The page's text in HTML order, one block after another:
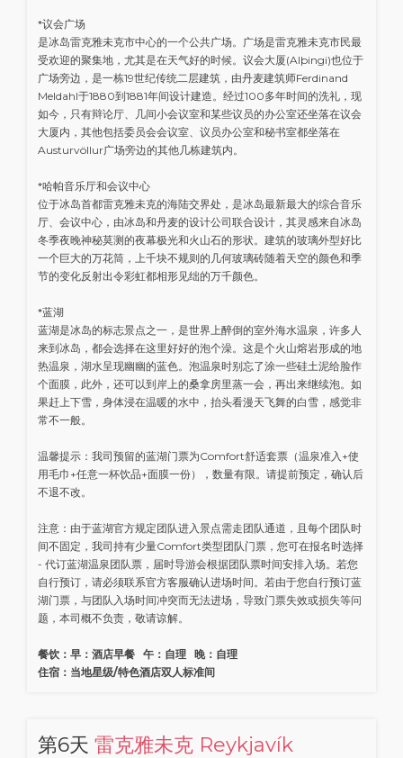
*议会广场
是冰岛雷克雅未克市中心的一个公共广场。广场是雷克雅未克市民最
受欢迎的聚集地，尤其是在天气好的时候。议会大厦(Alþingi)也位于
广场旁边，是一栋19世纪传统二层建筑，由丹麦建筑师Ferdinand
Meldahl于1880到1881年间设计建造。经过100多年时间的洗礼，现
如今，只有辩论厅、几间小会议室和某些议员的办公室还坐落在议会
大厦内，其他包括委员会会议室、议员办公室和秘书室都坐落在
Austurvöllur广场旁边的其他几栋建筑内。
*哈帕音乐厅和会议中心
位于冰岛首都雷克雅未克的海陆交界处，是冰岛最新最大的综合音乐
厅、会议中心，由冰岛和丹麦的设计公司联合设计，其灵感来自冰岛
冬季夜晚神秘莫测的夜幕极光和火山石的形状。建筑的玻璃外型好比
一个巨大的万花筒，上千块不规则的几何玻璃砖随着天空的颜色和季
节的变化反射出令彩虹都相形见绌的万千颜色。
*蓝湖
蓝湖是冰岛的标志景点之一，是世界上醉倒的室外海水温泉，许多人
来到冰岛，都会选择在这里好好的泡个澡。这是个火山熔岩形成的地
热温泉，湖水呈现幽幽的蓝色。泡温泉时别忘了涂一些硅土泥给脸作
个面膜，此外，还可以到岸上的桑拿房里蒸一会，再出来继续泡。如
果赶上下雪，身体浸在温暖的水中，抬头看漫天飞舞的白雪，感觉非
常不一般。
温馨提示：我司预留的蓝湖门票为Comfort舒适套票（温泉准入+使
用毛巾+任意一杯饮品+面膜一份），数量有限。请提前预定，确认后
不退不改。
注意：由于蓝湖官方规定团队进入景点需走团队通道，且每个团队时
间不固定，我司持有少量Comfort类型团队门票，您可在报名时选择
- 代订蓝湖温泉团队票，届时导游会根据团队票时间安排入场。若您
自行预订，请必须联系官方客服确认进场时间。若由于您自行预订蓝
湖门票，与团队入场时间冲突而无法进场，导致门票失效或损失等问
题，本司概不负责，敬请谅解。
餐饮：早：酒店早餐 午：自理 晚：自理
住宿：当地星级/特色酒店双人标准间
第6天 雷克雅未克 Reykjavík